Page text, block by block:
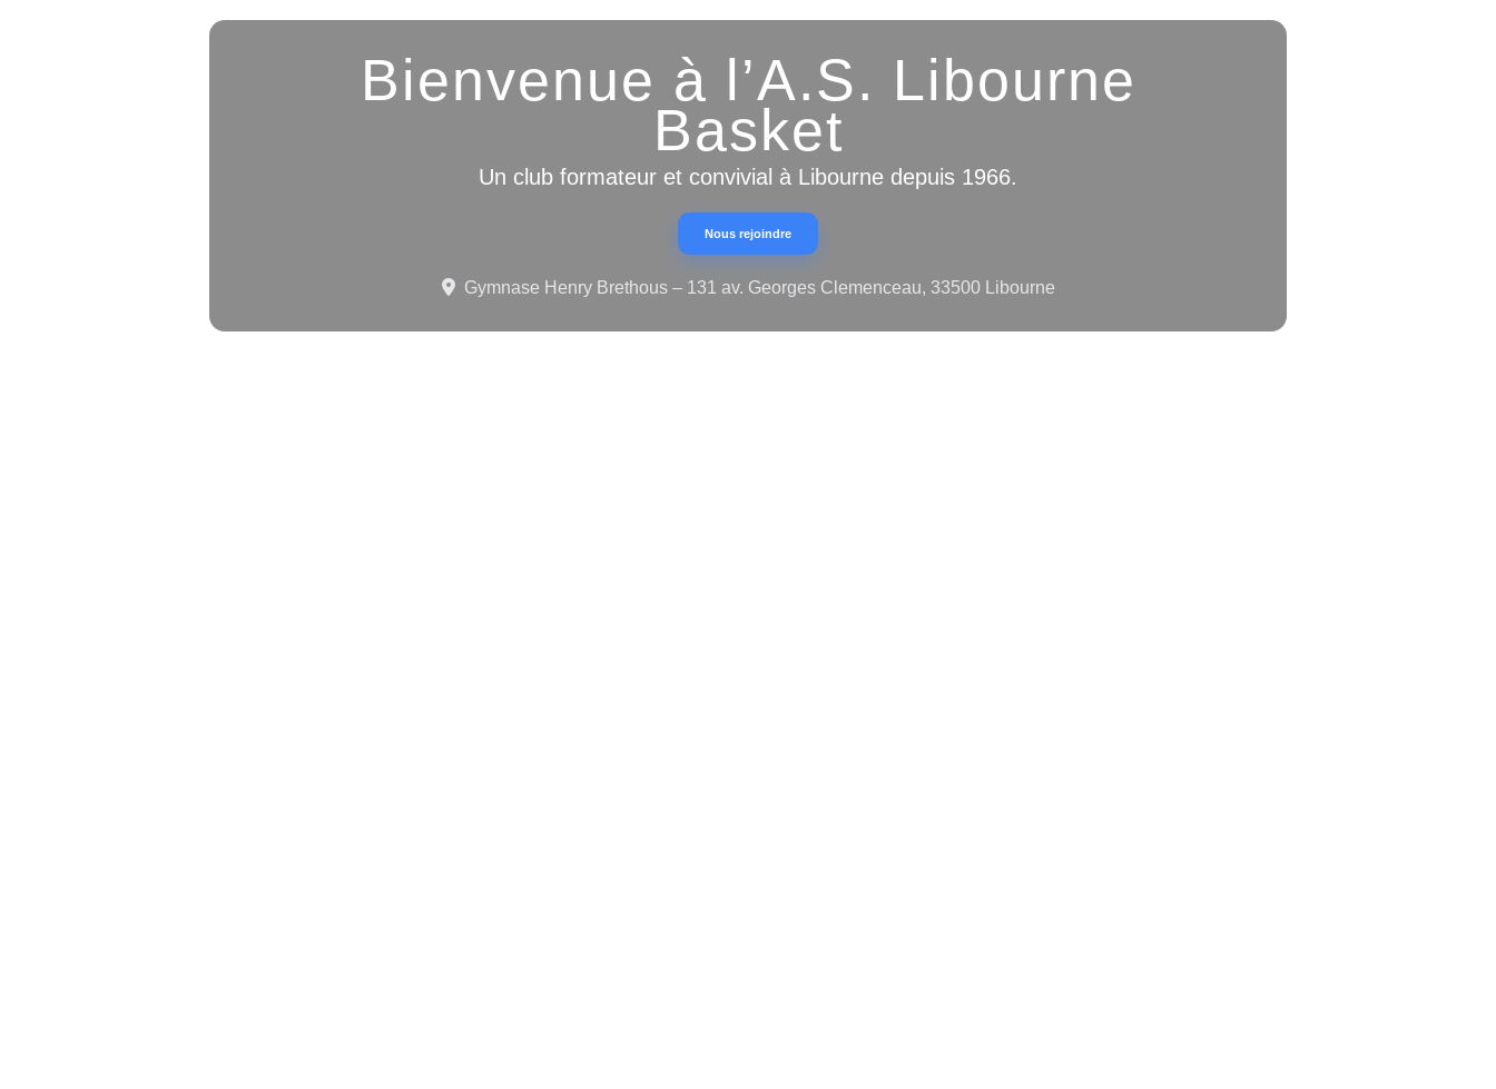
Bienvenue à l’A.S. Libourne
Basket
Un club formateur et convivial à Libourne depuis 1966.
Nous rejoindre
Gymnase Henry Brethous – 131 av. Georges Clemenceau, 33500 Libourne